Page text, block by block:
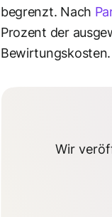
begrenzt. Nach
Prozent der
Bewirtungskosten.
Wir